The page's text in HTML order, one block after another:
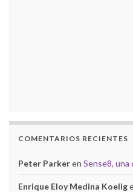
COMENTARIOS RECIENTES
Peter Parkeren Sense8, una
Enrique Eloy Medina Koelig